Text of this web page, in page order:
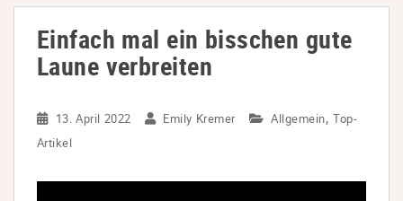
Einfach mal ein bisschen gute
Laune verbreiten
13. April 2022 Emily Kremer Allgemein,Top-
Artikel